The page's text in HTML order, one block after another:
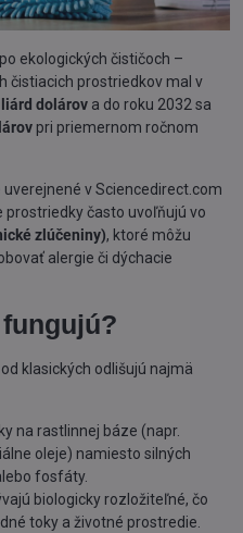
ekologických čističoch –
čistiacich prostriedkov mal v
dolárov a do roku 2032 sa
pri priemernom ročnom
v Sciencedirect.com
prostriedky často uvoľňujú vo
zlúčeniny), ktoré môžu
alergie či dýchacie
klasických odlišujú najmä
na rastlinnej báze (napr.
oleje) namiesto silných
fosfáty.
biologicky rozložiteľné, čo
toky a životné prostredie.